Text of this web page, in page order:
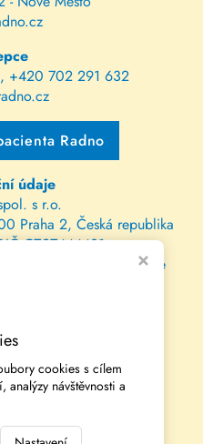
, +420 702 291 632
Radno
údaje
s r.o.
Praha 2, Česká republika
CZ27444431
Městského soudu v Praze
0300 ČSOB
cookies s cílem
analýzy návštěvnosti a